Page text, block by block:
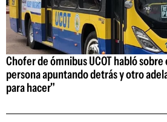
Chofer de ómnibus UCOT habló
persona apuntando detrás y otro
para hacer"